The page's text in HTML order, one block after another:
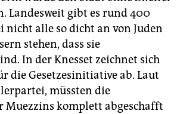
Landesweit gibt es rund 400
nicht alle so dicht an von Juden
stehen, dass sie
In der Knesset zeichnet sich
die Gesetzesinitiative ab. Laut
müssten die
Muezzins komplett abgeschafft